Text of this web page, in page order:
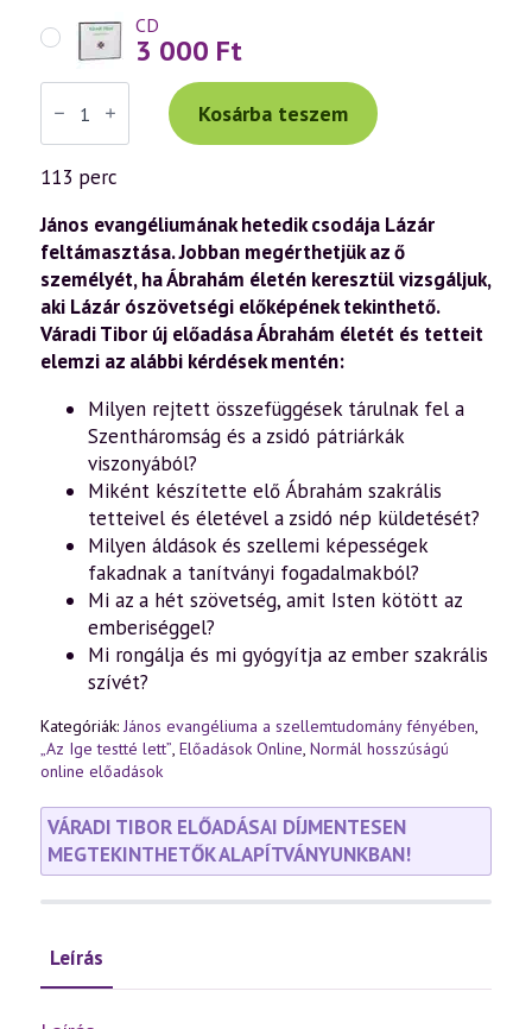
CD
3 000 Ft
Váradi
Tibor
előadás
(1072)
—
„Az
testté
lett”
–
János
evangéliuma
a
szellemtudomány
fényében
(93.
(2026.05.08.)
mennyiség
Kosárba teszem
113 perc
János evangéliumának hetedik csodája Lázár
feltámasztása. Jobban megérthetjük az ő
személyét, ha Ábrahám életén keresztül vizsgáljuk,
aki Lázár ószövetségi előképének tekinthető.
Váradi Tibor új előadása Ábrahám életét és tetteit
elemzi az alábbi kérdések mentén:
Milyen rejtett összefüggések tárulnak fel a
Szentháromság és a zsidó pátriárkák
viszonyából?
Miként készítette elő Ábrahám szakrális
tetteivel és életével a zsidó nép küldetését?
Milyen áldások és szellemi képességek
fakadnak a tanítványi fogadalmakból?
Mi az a hét szövetség, amit Isten kötött az
emberiséggel?
Mi rongálja és mi gyógyítja az ember szakrális
szívét?
Kategóriák: János evangéliuma a szellemtudomány fényében,
„Az Ige testté lett”, Előadások Online, Normál hosszúságú
online előadások
VÁRADI TIBOR ELŐADÁSAI DÍJMENTESEN
MEGTEKINTHETŐK ALAPÍTVÁNYUNKBAN!
Leírás